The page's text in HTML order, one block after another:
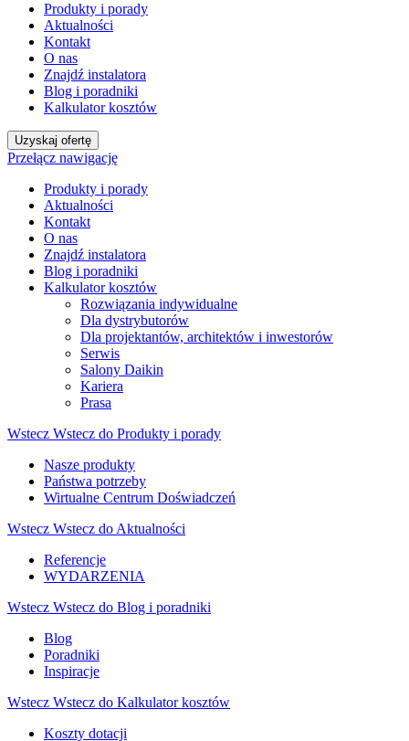
Produkty i porady
Aktualności
Kontakt
O nas
Znajdź instalatora
Blog i poradniki
Kalkulator kosztów
Uzyskaj ofertę
Przełącz nawigację
Produkty i porady
Aktualności
Kontakt
O nas
Znajdź instalatora
Blog i poradniki
Kalkulator kosztów
Rozwiązania indywidualne
Dla dystrybutorów
Dla projektantów, architektów i inwestorów
Serwis
Salony Daikin
Kariera
Prasa
Wstecz Wstecz do Produkty i porady
Nasze produkty
Państwa potrzeby
Wirtualne Centrum Doświadczeń
Wstecz Wstecz do Aktualności
Referencje
WYDARZENIA
Wstecz Wstecz do Blog i poradniki
Blog
Poradniki
Inspiracje
Wstecz Wstecz do Kalkulator kosztów
Koszty dotacji